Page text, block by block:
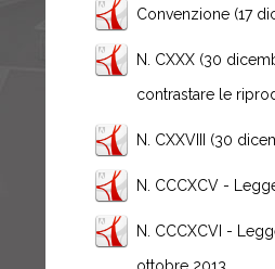
Convenzione (17
N. CXXX (30
contrastare le
N. CXXVIII (30
N. CCCXCV -
N. CCCXCVI -